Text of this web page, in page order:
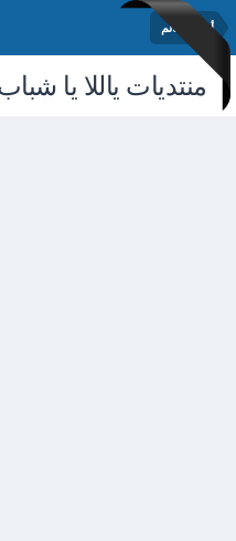
أخبار العالم
منتديات ياللا يا شباب